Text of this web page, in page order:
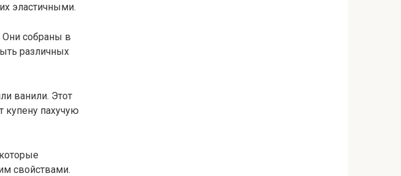
эластичными.
Они собраны в
различных
ванили. Этот
купену пахучую
свойствами.